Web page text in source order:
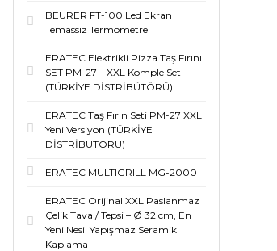
BEURER FT-100 Led Ekran
Temassız Termometre
ERATEC Elektrikli Pizza Taş Fırını
SET PM-27 – XXL Komple Set
(TÜRKİYE DİSTRİBÜTÖRÜ)
ERATEC Taş Fırın Seti PM-27 XXL
Yeni Versiyon (TÜRKİYE
DİSTRİBÜTÖRÜ)
ERATEC MULTIGRILL MG-2000
ERATEC Orijinal XXL Paslanmaz
Çelik Tava / Tepsi – Ø 32 cm, En
Yeni Nesil Yapışmaz Seramik
Kaplama